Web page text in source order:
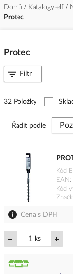
Domů Katalogy-elf
Protec
Protec
32 Položky
Řadit podle
Kód
EAN
Kód
Cena s DPH
ks
Filtr